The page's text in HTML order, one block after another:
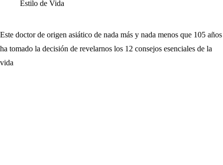
Estilo de Vida
Este doctor de origen asiático de nada más y nada menos que 105 años
ha tomado la decisión de revelarnos los 12 consejos esenciales de la
vida